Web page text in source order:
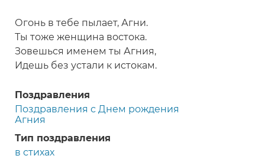
Огонь в тебе пылает, Агни.
Ты тоже женщина востока.
Зовешься именем ты Агния,
Идешь без устали к истокам.
Поздравления
Поздравления с Днем рождения
Агния
Тип поздравления
в стихах